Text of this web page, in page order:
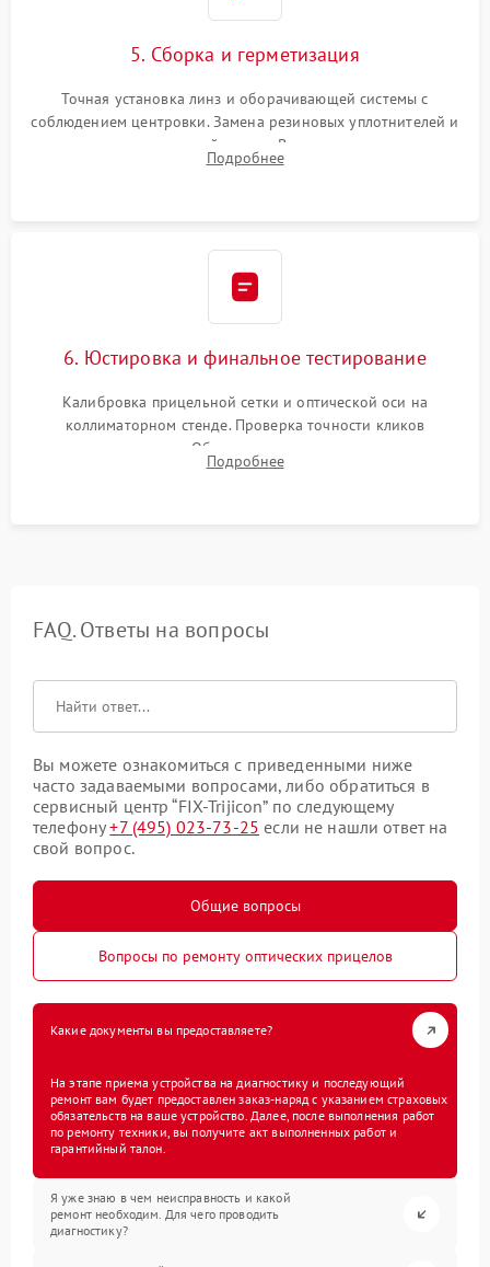
5. Сборка и герметизация
Точная установка линз и оборачивающей системы с
соблюдением центровки. Замена резиновых уплотнителей и
нанесение влагозащитной смазки. Вакуумирование корпуса
и заполнение его осушенным азотом или аргоном для
Подробнее
6. Юстировка и финальное тестирование
Калибровка прицельной сетки и оптической оси на
коллиматорном стенде. Проверка точности кликов
механизма поправок. Обязательное испытание прицела на
ударном стенде для проверки устойчивости к отдаче и
Подробнее
FAQ. Ответы на вопросы
Вы можете ознакомиться с приведенными ниже
часто задаваемыми вопросами, либо обратиться в
сервисный центр “FIX-Trijicon” по следующему
телефону+7 (495) 023-73-25 если не нашли ответ на
свой вопрос.
Общие вопросы
Вопросы по ремонту оптических прицелов
Какие документы вы предоставляете?
На этапе приема устройства на диагностику и последующий
ремонт вам будет предоставлен заказ-наряд с указанием страховых
обязательств на ваше устройство. Далее, после выполнения работ
по ремонту техники, вы получите акт выполненных работ и
гарантийный талон.
Я уже знаю в чем неисправность и какой
ремонт необходим. Для чего проводить
диагностику?